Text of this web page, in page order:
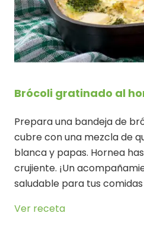
Brócoli gratinado al
Prepara una bandeja de
cubre con una mezcla de
blanca y papas. Hornea
crujiente. ¡Un
saludable para tus comidas
Ver receta